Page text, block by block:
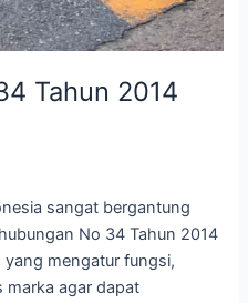
Tahun 2014
sangat bergantung
No 34 Tahun 2014
mengatur fungsi,
marka agar dapat